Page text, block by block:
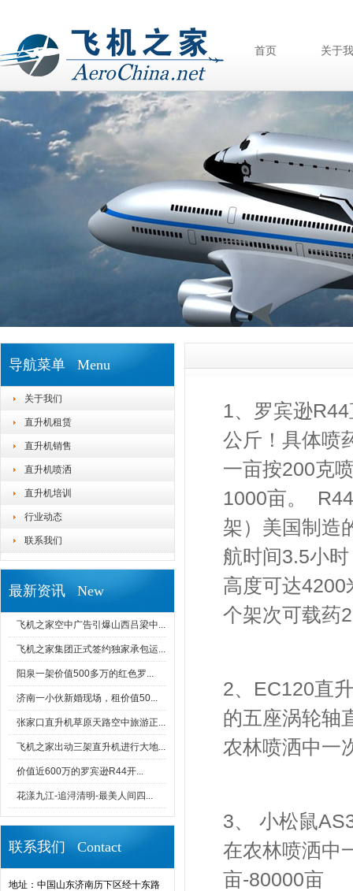
首页 关于
导航菜单 Menu
关于我们
直升机租赁
直升机销售
直升机喷洒
直升机培训
行业动态
联系我们
最新资讯 New
飞机之家空中广告引爆山西吕梁中...
飞机之家集团正式签约独家承包运...
阳泉一架价值500多万的红色罗...
济南一小伙新婚现场，租价值50...
张家口直升机草原天路空中旅游正...
飞机之家出动三架直升机进行大地...
价值近600万的罗宾逊R44开...
花漾九江-追浔清明-最美人间四...
联系我们 Contact
地址：中国山东济南历下区经十东路
1、罗宾逊R44
公斤！具体喷
一亩按200克
1000亩。
R44
架）美国制造
航时间3.5小
高度可达4200
个架次可载药
2、 EC120直
的五座涡轮轴
农林喷洒中一
3、 小松鼠
在农林喷洒中
亩-80000亩